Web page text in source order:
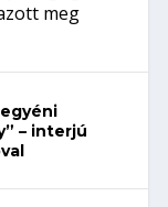
meg
– interjú